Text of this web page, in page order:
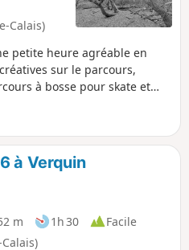
Calais)
petite heure agréable en
sur le parcours,
à bosse pour skate et
qui permet d'admirer le
lac au pied du terril.
à Verquin
m 1h 30
Facile